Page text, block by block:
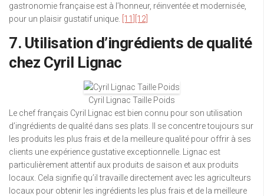
gastronomie française est à l’honneur, réinventée et modernisée,
pour un plaisir gustatif unique.
[11] [12]
7. Utilisation d’ingrédients de qualité
chez Cyril Lignac
Cyril Lignac Taille Poids
Le chef français Cyril Lignac est bien connu pour son utilisation
d’ingrédients de qualité dans ses plats. Il se concentre toujours sur
les produits les plus frais et de la meilleure qualité pour offrir à ses
clients une expérience gustative exceptionnelle. Lignac est
particulièrement attentif aux produits de saison et aux produits
locaux. Cela signifie qu’il travaille directement avec les agriculteurs
locaux pour obtenir les ingrédients les plus frais et de la meilleure